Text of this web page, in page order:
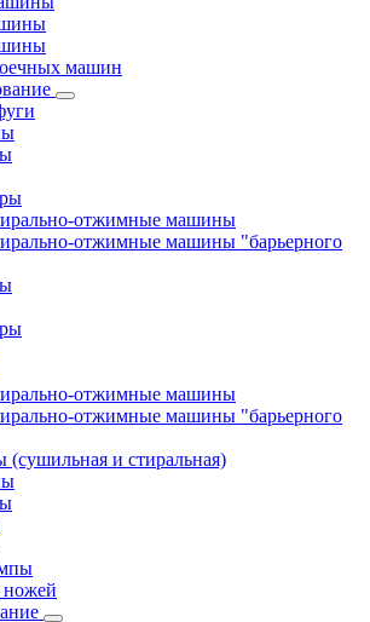
машин
отжимные машины
отжимные машины "барьерного
отжимные машины
отжимные машины "барьерного
и стиральная)
ножей